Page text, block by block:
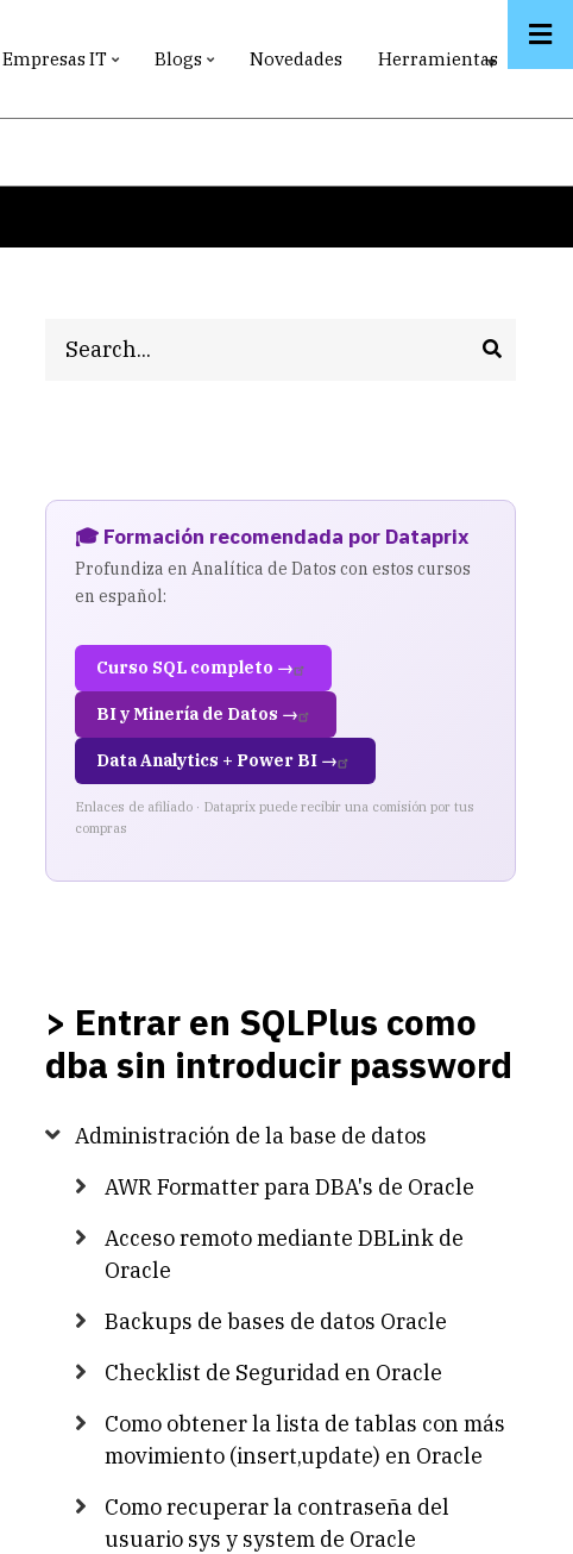
Empresas IT Blogs Novedades Herramientas
🎓 Formación recomendada por Dataprix
Profundiza en Analítica de Datos con estos cursos
en español:
Curso SQL completo →
BI y Minería de Datos →
Data Analytics + Power BI →
Enlaces de afiliado · Dataprix puede recibir una comisión por tus
compras
> Entrar en SQLPlus como
dba sin introducir password
Administración de la base de datos
AWR Formatter para DBA's de Oracle
Acceso remoto mediante DBLink de
Oracle
Backups de bases de datos Oracle
Checklist de Seguridad en Oracle
Como obtener la lista de tablas con más
movimiento (insert,update) en Oracle
Como recuperar la contraseña del
usuario sys y system de Oracle